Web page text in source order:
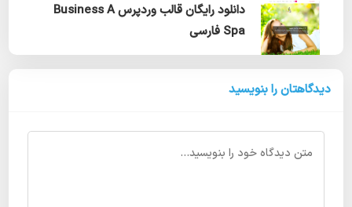
دانلود رایگان قالب وردپرس Business A
Spa فارسی
دیدگاهتان را بنویسید